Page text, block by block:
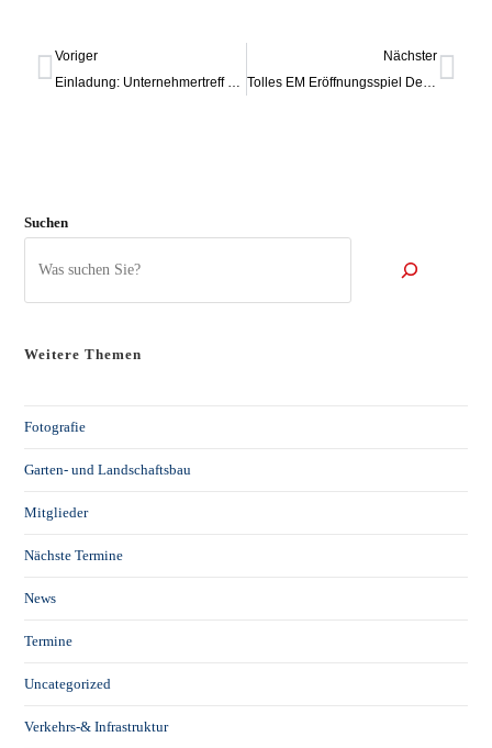
Voriger
Nächster
Suchen
Weitere Themen
Fotografie
Garten- und Landschaftsbau
Mitglieder
Nächste Termine
News
Termine
Uncategorized
Verkehrs-& Infrastruktur